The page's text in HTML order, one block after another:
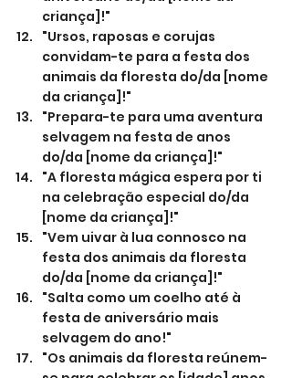
criança]!"
"Ursos, raposas e corujas
convidam-te para a festa dos
animais da floresta do/da [nome
da criança]!"
"Prepara-te para uma aventura
selvagem na festa de anos
do/da [nome da criança]!"
"A floresta mágica espera por ti
na celebração especial do/da
[nome da criança]!"
"Vem uivar à lua connosco na
festa dos animais da floresta
do/da [nome da criança]!"
"Salta como um coelho até à
festa de aniversário mais
selvagem do ano!"
"Os animais da floresta reúnem-